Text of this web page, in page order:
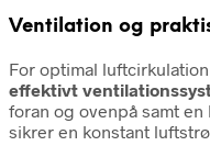
Ventilation og
For optimal
effektivt
foran og ovenpå samt
sikrer en konstant